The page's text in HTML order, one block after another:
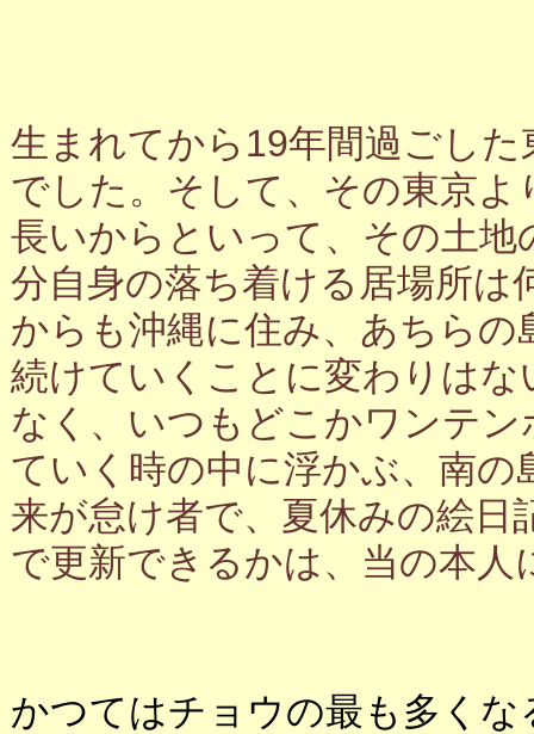
生まれてから19年間過ごし
でした。そして、その東京
長いからといって、その土
分自身の落ち着ける居場所
からも沖縄に住み、あちら
続けていくことに変わりは
なく、いつもどこかワンテ
ていく時の中に浮かぶ、南
来が怠け者で、夏休みの絵
で更新できるかは、当の本
かつてはチョウの最も多く